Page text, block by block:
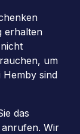
erhalten
um
sind
das
Wir